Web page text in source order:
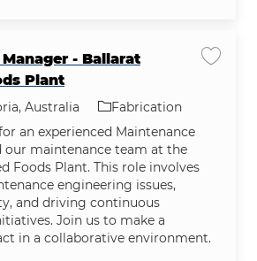
- Ballarat
Plant
Australia Catégorie
Fabrication
an experienced Maintenance
our maintenance team at the
Foods Plant. This role involves
engineering issues,
and driving continuous
Join us to make a
in a collaborative environment.